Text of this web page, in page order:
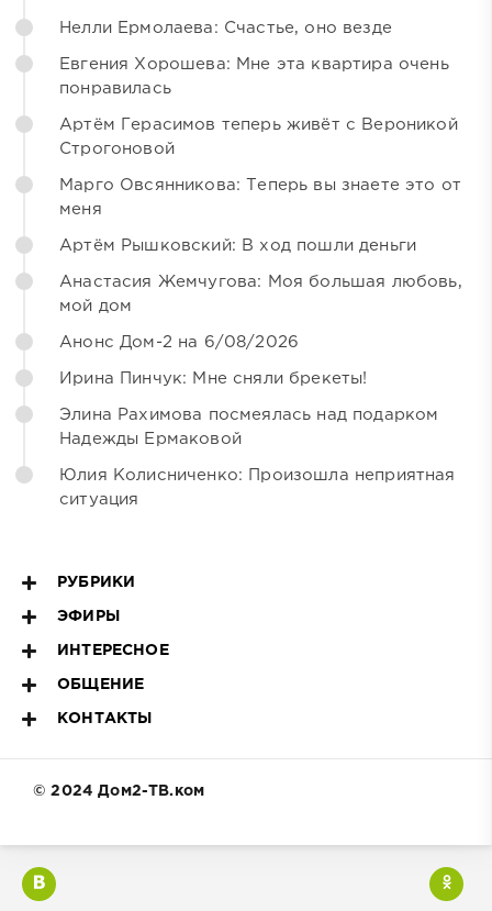
Нелли Ермолаева: Счастье, оно везде
Евгения Хорошева: Мне эта квартира очень
понравилась
Артём Герасимов теперь живёт с Вероникой
Строгоновой
Марго Овсянникова: Теперь вы знаете это от
меня
Артём Рышковский: В ход пошли деньги
Анастасия Жемчугова: Моя большая любовь,
мой дом
Анонс Дом-2 на 6/08/2026
Ирина Пинчук: Мне сняли брекеты!
Элина Рахимова посмеялась над подарком
Надежды Ермаковой
Юлия Колисниченко: Произошла неприятная
ситуация
РУБРИКИ
ЭФИРЫ
ИНТЕРЕСНОЕ
ОБЩЕНИЕ
КОНТАКТЫ
© 2024 Дом2-ТВ.ком